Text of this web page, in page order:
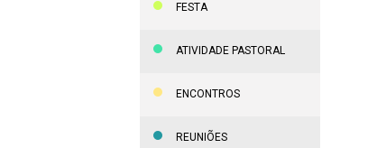
FESTA
ATIVIDADE PASTORAL
ENCONTROS
REUNIÕES